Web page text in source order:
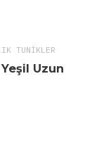
TUNIKLER
Uzun